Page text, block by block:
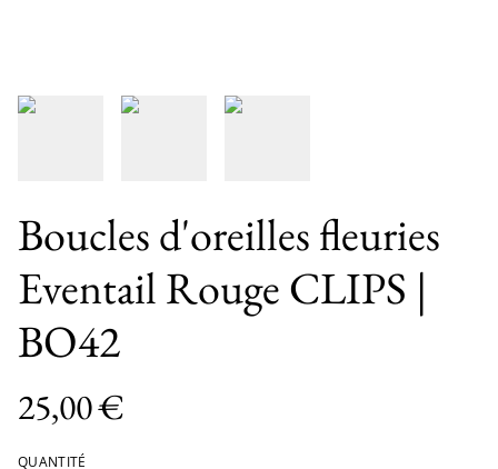
Boucles d'oreilles fleuries
Eventail Rouge CLIPS |
BO42
25,00 €
QUANTITÉ